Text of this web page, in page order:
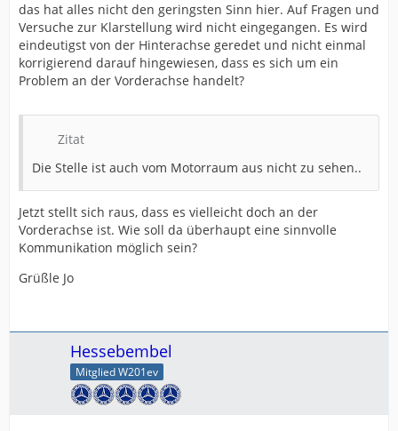
das hat alles nicht den geringsten Sinn hier. Auf Fragen und
Versuche zur Klarstellung wird nicht eingegangen. Es wird
eindeutigst von der Hinterachse geredet und nicht einmal
korrigierend darauf hingewiesen, dass es sich um ein
Problem an der Vorderachse handelt?
Zitat
Die Stelle ist auch vom Motorraum aus nicht zu sehen..
Jetzt stellt sich raus, dass es vielleicht doch an der
Vorderachse ist. Wie soll da überhaupt eine sinnvolle
Kommunikation möglich sein?
Grüßle Jo
Hessebembel
Mitglied W201ev